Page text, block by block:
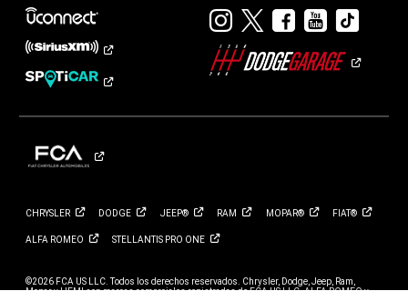
Visitar
Dodge
en
Visitar
en
Visitar
en
Visitar
en en
CHRYSLER DODGE JEEP® RAM MOPAR® FIAT®
ALFA ROMEO STELLANTIS PRO ONE
©2026 FCA US LLC. Todos los derechos reservados. Chrysler, Dodge, Jeep, Ram,